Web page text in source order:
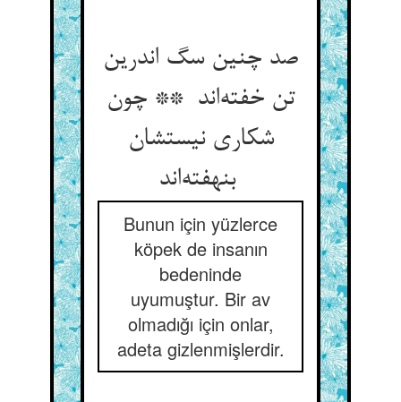
صد چنین سگ اندرین
تن خفته‌اند ** چون
شکاری نیستشان
بنهفته‌اند
Bunun için yüzlerce
köpek de insanın
bedeninde
uyumuştur. Bir av
olmadığı için onlar,
adeta gizlenmişlerdir.